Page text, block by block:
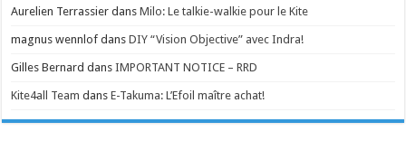
Aurelien Terrassier dansMilo: Le talkie-walkie pour le Kite
magnus wennlof dansDIY “Vision Objective” avec Indra!
Gilles Bernard dansIMPORTANT NOTICE – RRD
Kite4all Team dansE-Takuma: L’Efoil maître achat!